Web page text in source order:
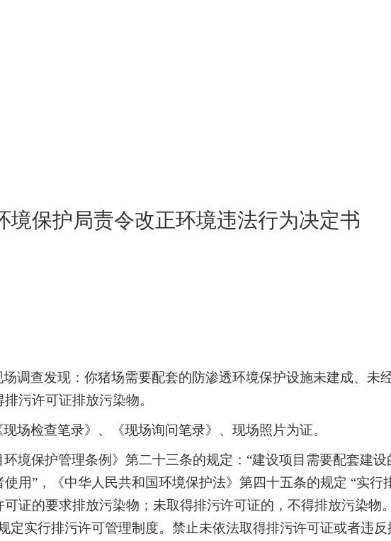
境保护局责令改正环境违法行为决定书
调查发现：你猪场需要配套的防渗透环境保护设施未建成、未
污许可证排放污染物。
场检查笔录》、《现场询问笔录》、现场照片为证。
境保护管理条例》第二十三条的规定：“建设项目需要配套建
使用”，《中华人民共和国环境保护法》第四十五条的规定 “实行
证的要求排放污染物；未取得排污许可证的，不得排放污染物
定实行排污许可管理制度。禁止未依法取得排污许可证或者违